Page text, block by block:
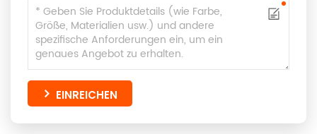
EINREICHEN